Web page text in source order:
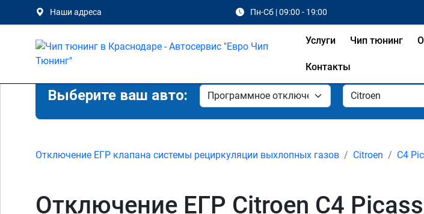
Наши адреса Пн-Сб | 09:00 - 19:00
Услуги Чип тюнинг
Контакты
Выберите ваш авто:
Отключение ЕГР клапана системы рециркуляции выхлопных газов Citroen C4
Отключение ЕГР Citroen C4